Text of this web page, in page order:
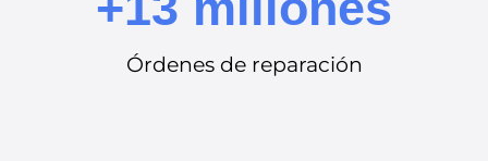
Órdenes de reparación